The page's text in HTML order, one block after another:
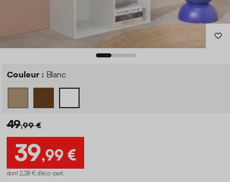
Couleur : Blanc
49,99 €
39,99 €
dont 2,28 € d'éco-part.